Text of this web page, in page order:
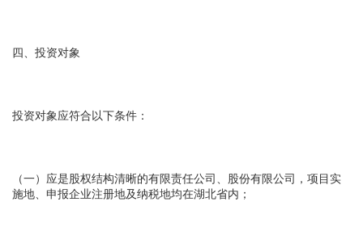
四、投资对象
投资对象应符合以下条件：
（一）应是股权结构清晰的有限责任公司、股份有限公司，项目实
施地、申报企业注册地及纳税地均在湖北省内；